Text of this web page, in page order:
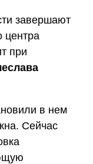
завершают
центра
при
в нем
Сейчас